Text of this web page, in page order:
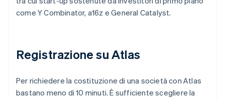
come Y Combinator, a16z e General Catalyst.
Registrazione su Atlas
Per richiedere la costituzione di una società con Atlas
bastano meno di 10 minuti. È sufficiente scegliere la